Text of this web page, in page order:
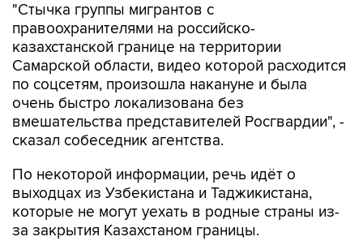
"Стычка группы мигрантов с
правоохранителями на российско-
казахстанской границе на территории
Самарской области, видео которой расходится
по соцсетям, произошла накануне и была
очень быстро локализована без
вмешательства представителей Росгвардии", -
сказал собеседник агентства.
По некоторой информации, речь идёт о
выходцах из Узбекистана и Таджикистана,
которые не могут уехать в родные страны из-
за закрытия Казахстаном границы.